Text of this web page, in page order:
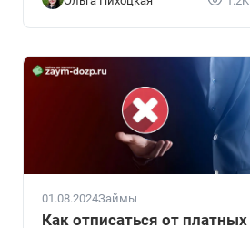
01.08.2024Займы
Как отписаться от платных